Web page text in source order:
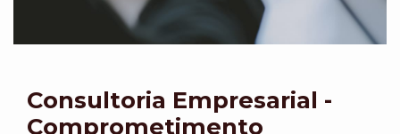
Consultoria Empresarial -
Comprometimento